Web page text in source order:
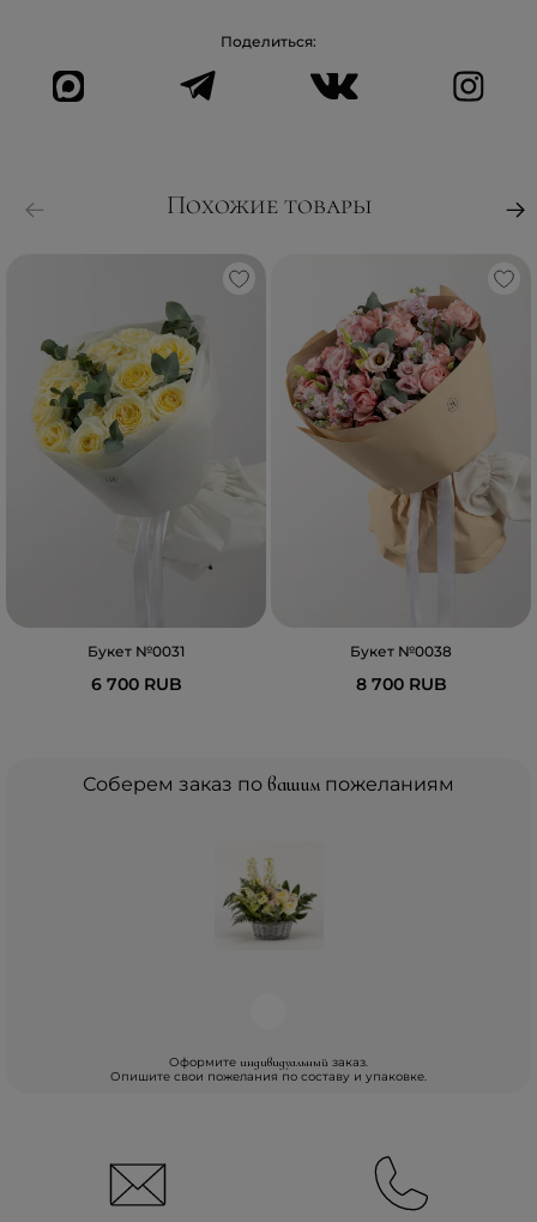
Поделиться:
Похожие товары
Букет №0031
6 700 RUB
Букет №0038
8 700 RUB
Соберем заказ по вашим пожеланиям
Оформите индивидуальный заказ.
Опишите свои пожелания по составу и упаковке.